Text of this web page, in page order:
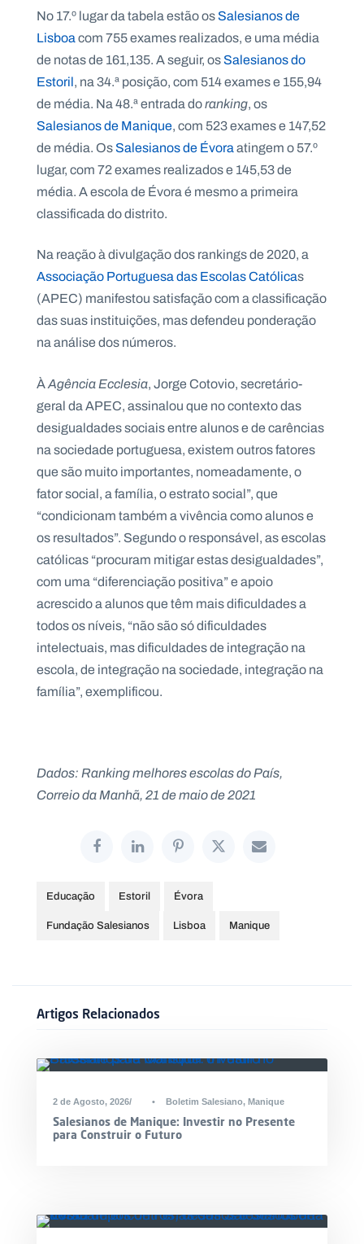
No 17.º lugar da tabela estão osSalesianos de
Lisboacom 755 exames realizados, e uma média
de notas de 161,135. A seguir, osSalesianos do
Estoril, na 34.ª posição, com 514 exames e 155,94
de média. Na 48.ª entrada doranking, os
Salesianos de Manique, com 523 exames e 147,52
de média. OsSalesianos de Évoraatingem o 57.º
lugar, com 72 exames realizados e 145,53 de
média. A escola de Évora é mesmo a primeira
classificada do distrito.
Na reação à divulgação dos rankings de 2020, a
Associação Portuguesa das Escolas Católicas
(APEC) manifestou satisfação com a classificação
das suas instituições, mas defendeu ponderação
na análise dos números.
ÀAgência Ecclesia, Jorge Cotovio, secretário-
geral da APEC, assinalou que no contexto das
desigualdades sociais entre alunos e de carências
na sociedade portuguesa, existem outros fatores
que são muito importantes, nomeadamente, o
fator social, a família, o estrato social”, que
“condicionam também a vivência como alunos e
os resultados”. Segundo o responsável, as escolas
católicas “procuram mitigar estas desigualdades”,
com uma “diferenciação positiva” e apoio
acrescido a alunos que têm mais dificuldades a
todos os níveis, “não são só dificuldades
intelectuais, mas dificuldades de integração na
escola, de integração na sociedade, integração na
família”, exemplificou.
Dados: Ranking melhores escolas do País,
Correio da Manhã, 21 de maio de 2021
Educação Estoril
Évora
Fundação Salesianos
Lisboa Manique
Artigos Relacionados
2 de Agosto, 2026 • Boletim Salesiano, Manique
Salesianos de Manique: Investir no Presente
para Construir o Futuro
S
a
l
e
s
i
a
n
o
s
p
t
g
n
d
a
o
t
a
c
t
s
e
w
s
l
e
tt
e
r